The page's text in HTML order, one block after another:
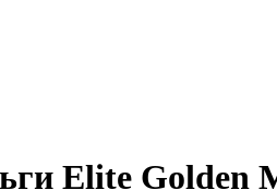
Elite Golden